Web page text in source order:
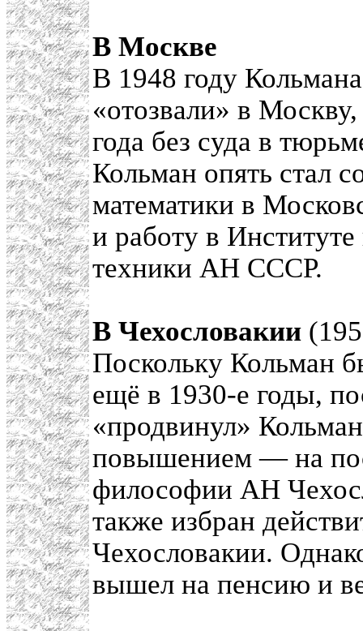
В Москве
В 1948 году
«отозвали» в
года без суда в
Кольман опять стал
математики в
и работу в
техники АН СССР.
В Чехословакии
Поскольку Кольман
ещё в 1930-е годы,
«продвинул»
повышением — на
философии АН
также избран
Чехословакии.
вышел на пенсию и